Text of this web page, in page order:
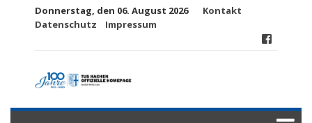
Donnerstag, den 06. August 2026
Kontakt
Datenschutz
Impressum